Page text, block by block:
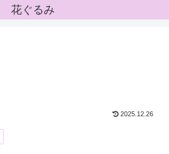
花ぐるみ
2025.12.26